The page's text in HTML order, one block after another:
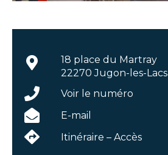
18 place du Martray
22270 Jugon-les-Lacs
Voir le numéro
E-mail
Itinéraire – Accès